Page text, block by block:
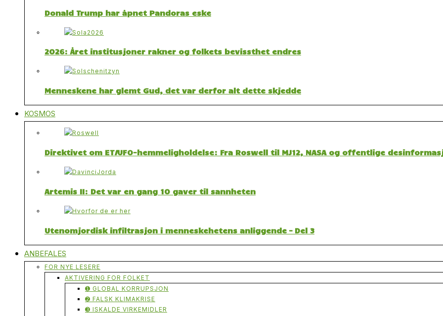
Donald Trump har åpnet Pandoras eske
2026: Året institusjoner rakner og folkets bevissthet endres
Menneskene har glemt Gud, det var derfor alt dette skjedde
KOSMOS
Direktivet om ET/UFO-hemmeligholdelse: Fra Roswell til MJ12, NASA og offentlige
Artemis II: Det var en gang 10 gaver til sannheten
Utenomjordisk infiltrasjon i menneskehetens anliggende – Del 3
ANBEFALES
FOR NYE LESERE
AKTIVERING FOR FOLKET
➊ GLOBAL KORRUPSJON
➋ FALSK KLIMAKRISE
➌ ISKALDE VIRKEMIDLER